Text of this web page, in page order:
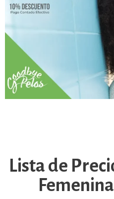
Lista de